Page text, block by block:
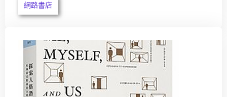
網路書店